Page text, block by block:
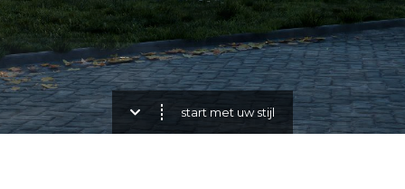
start met uw stijl